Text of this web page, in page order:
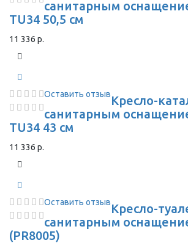
санитарным
TU34 50,5 см
11 336 р.
Оставить отзывКресло-
санитарным
TU34 43 см
11 336 р.
Оставить отзывКресло-
санитарным
(PR8005)